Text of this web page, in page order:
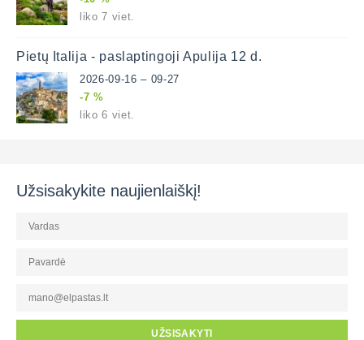
liko 7 viet.
Pietų Italija - paslaptingoji Apulija 12 d.
2026-09-16 – 09-27
-7 %
liko 6 viet.
Užsisakykite naujienlaiškį!
UŽSISAKYTI